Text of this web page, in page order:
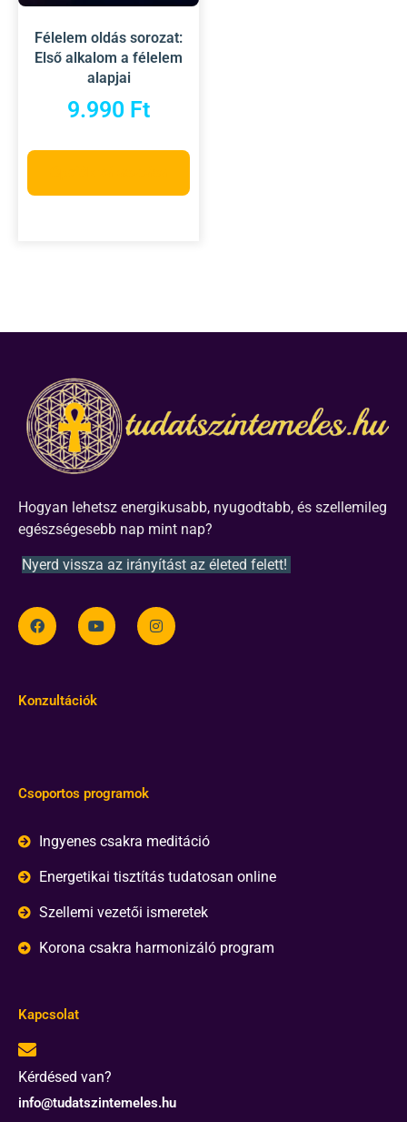
Félelem oldás sorozat:
Első alkalom a félelem
alapjai
9.990 Ft
Hogyan lehetsz energikusabb, nyugodtabb, és szellemileg
egészségesebb nap mint nap?
Nyerd vissza az irányítást az életed felett!
Konzultációk
Csoportos programok
Ingyenes csakra meditáció
Energetikai tisztítás tudatosan online
Szellemi vezetői ismeretek
Korona csakra harmonizáló program
Kapcsolat
Kérdésed van?
info@tudatszintemeles.hu